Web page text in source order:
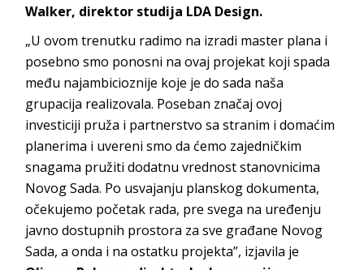
Walker, direktor studija LDA Design.
„U ovom trenutku radimo na izradi master plana i
posebno smo ponosni na ovaj projekat koji spada
među najambicioznije koje je do sada naša
grupacija realizovala. Poseban značaj ovoj
investiciji pruža i partnerstvo sa stranim i domaćim
planerima i uvereni smo da ćemo zajedničkim
snagama pružiti dodatnu vrednost stanovnicima
Novog Sada. Po usvajanju planskog dokumenta,
očekujemo početak rada, pre svega na uređenju
javno dostupnih prostora za sve građane Novog
Sada, a onda i na ostatku projekta”, izjavila je